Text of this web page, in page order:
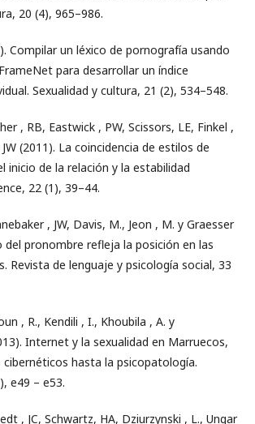
20 (4), 965–986.
Compilar un léxico de pornografía usando
para desarrollar un índice
Sexualidad y cultura, 21 (2), 534–548.
, RB, Eastwick , PW, Scissors, LE, Finkel ,
(2011). La coincidencia de estilos de
inicio de la relación y la estabilidad
22 (1), 39–44.
, JW, Davis, M., Jeon , M. y Graesser
del pronombre refleja la posición en las
Revista de lenguaje y psicología social, 33
, R., Kendili , I., Khoubila , A. y
Internet y la sexualidad en Marruecos,
hasta la psicopatología.
e49 – e53.
, JC, Schwartz, HA, Dziurzynski , L., Ungar